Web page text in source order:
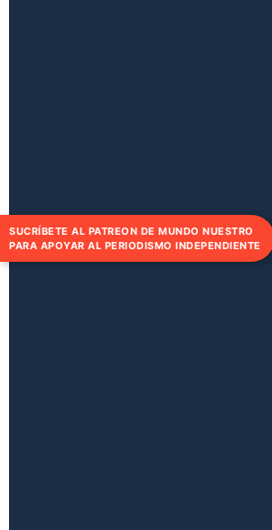
SUCRÍBETE AL PATREON DE MUNDO NUESTRO
PARA APOYAR AL PERIODISMO INDEPENDIENTE